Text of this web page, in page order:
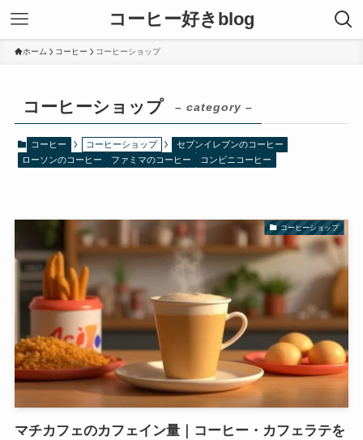
コーヒー好きblog
ホーム コーヒー コーヒーショップ
コーヒーショップ – category –
コーヒー コーヒーショップ
セブンイレブンのコーヒー
ローソンのコーヒー
ファミマのコーヒー コンビニコーヒー
コーヒーショップ
マチカフェのカフェイン量｜コーヒー・カフェラテを